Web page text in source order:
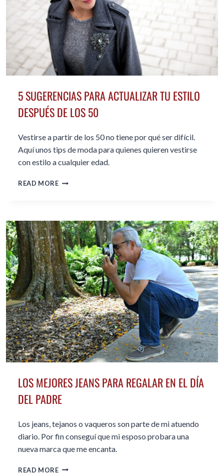
5 SUGERENCIAS PARA ACTUALIZAR TU ESTILO
DESPUÉS DE LOS 50
Vestirse a partir de los 50 no tiene por qué ser difícil.
Aquí unos tips de moda para quienes quieren vestirse
con estilo a cualquier edad.
READ MORE5
TU
ESTILO
DESPUÉS
DE
LOS
50
LOS MEJORES JEANS PARA REGALAR EN EL DÍA
DEL PADRE
Los jeans, tejanos o vaqueros son parte de mi atuendo
diario. Por fin conseguí que mi esposo probara una
nueva marca que me encanta.
READ MORELOS